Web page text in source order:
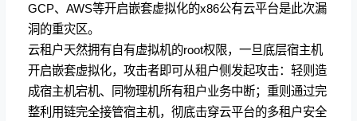
GCP、AWS等开启嵌套虚拟化的x86公有云平台是此次漏
洞的重灾区。
云租户天然拥有自有虚拟机的root权限，一旦底层宿主机
开启嵌套虚拟化，攻击者即可从租户侧发起攻击：轻则造
成宿主机宕机、同物理机所有租户业务中断；重则通过完
整利用链完全接管宿主机，彻底击穿云平台的多租户安全